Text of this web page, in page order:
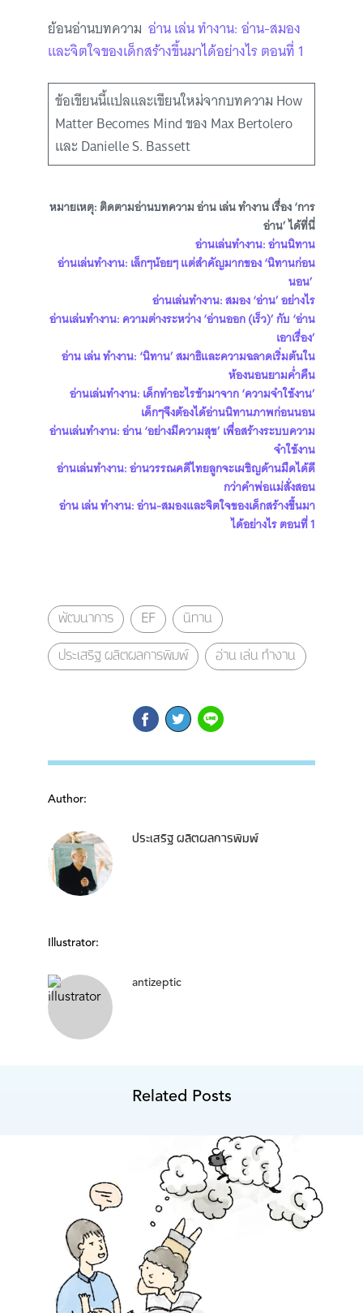
ย้อนอ่านบทความ อ่าน เล่น ทำงาน: อ่าน-สมอง
และจิตใจของเด็กสร้างขึ้นมาได้อย่างไร ตอนที่ 1
ข้อเขียนนี้แปลและเขียนใหม่จากบทความ How
Matter Becomes Mind ของ Max Bertolero
และ Danielle S. Bassett
หมายเหตุ: ติดตามอ่านบทความ อ่าน เล่น ทำงาน เรื่อง ‘การ
อ่าน’ ได้ที่นี่
อ่านเล่นทำงาน: อ่านนิทาน
อ่านเล่นทำงาน: เล็กๆน้อยๆ แต่สำคัญมากของ ‘นิทานก่อน
นอน’
อ่านเล่นทำงาน: สมอง ‘อ่าน’ อย่างไร
อ่านเล่นทำงาน: ความต่างระหว่าง ‘อ่านออก (เร็ว)’ กับ ‘อ่าน
เอาเรื่อง’
อ่าน เล่น ทำงาน: ‘นิทาน’ สมาธิและความฉลาดเริ่มต้นใน
ห้องนอนยามค่ำคืน
อ่านเล่นทำงาน: เด็กทำอะไรช้ามาจาก ‘ความจำใช้งาน’
เด็กๆจึงต้องได้อ่านนิทานภาพก่อนนอน
อ่านเล่นทำงาน: อ่าน ‘อย่างมีความสุข’ เพื่อสร้างระบบความ
จำใช้งาน
อ่านเล่นทำงาน: อ่านวรรณคดีไทยลูกจะเผชิญด้านมืดได้ดี
กว่าคำพ่อแม่สั่งสอน
อ่าน เล่น ทำงาน: อ่าน-สมองและจิตใจของเด็กสร้างขึ้นมา
ได้อย่างไร ตอนที่ 1
พัฒนาการ EF นิทาน
ประเสริฐ ผลิตผลการพิมพ์ อ่าน เล่น ทำงาน
Author:
ประเสริฐ ผลิตผลการพิมพ์
Illustrator:
antizeptic
Related Posts